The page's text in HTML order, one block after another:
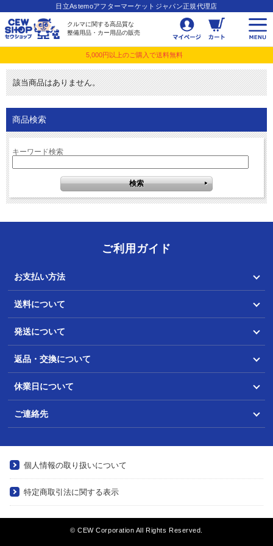
日立Astemoアフターマーケットジャパン正規代理店
クルマに関する高品質な
整備用品・カー用品の販売
5,000円以上のご購入で送料無料
該当商品はありません。
商品検索
キーワード検索
ご利用ガイド
お支払い方法
送料について
発送について
返品・交換について
休業日について
ご連絡先
個人情報の取り扱いについて
特定商取引法に関する表示
© CEW Corporation All Rights Reserved.